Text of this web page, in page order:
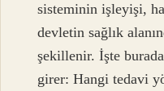
sisteminin işleyişi,
devletin sağlık
şekillenir. İşte
girer: Hangi tedavi